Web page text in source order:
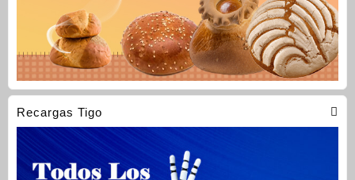
Recargas Tigo